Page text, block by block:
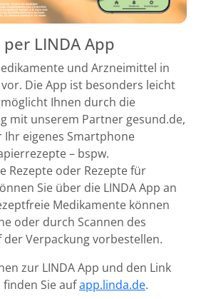
LINDA App
und Arzneimittel in
Die App ist besonders leicht
Ihnen durch die
mit unserem Partner gesund.de,
Ihr eigenes Smartphone
– bspw.
Rezepte oder Rezepte für
Sie über die LINDA App an
Medikamente können
oder durch Scannen des
der Verpackung vorbestellen.
zur LINDA App und den Link
Sie aufapp.linda.de.